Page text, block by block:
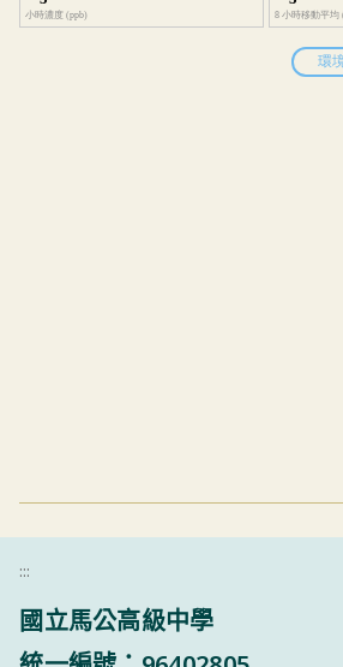
:::
國立馬公高級中學